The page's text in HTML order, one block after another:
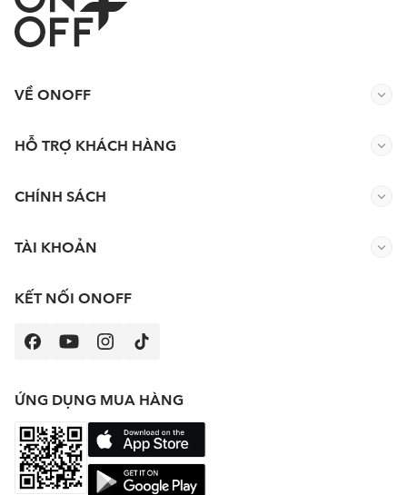
HỖ TRỢ KHÁCH HÀNG
TÀI KHOẢN
CHÍNH SÁCH
VỀ ONOFF
KẾT NỐI ONOFF
ỨNG DỤNG MUA HÀNG